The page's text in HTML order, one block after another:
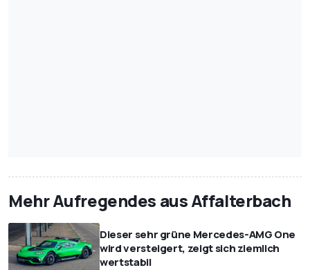
Mehr Aufregendes aus Affalterbach
Dieser sehr grüne Mercedes-AMG One
wird versteigert, zeigt sich ziemlich
wertstabil